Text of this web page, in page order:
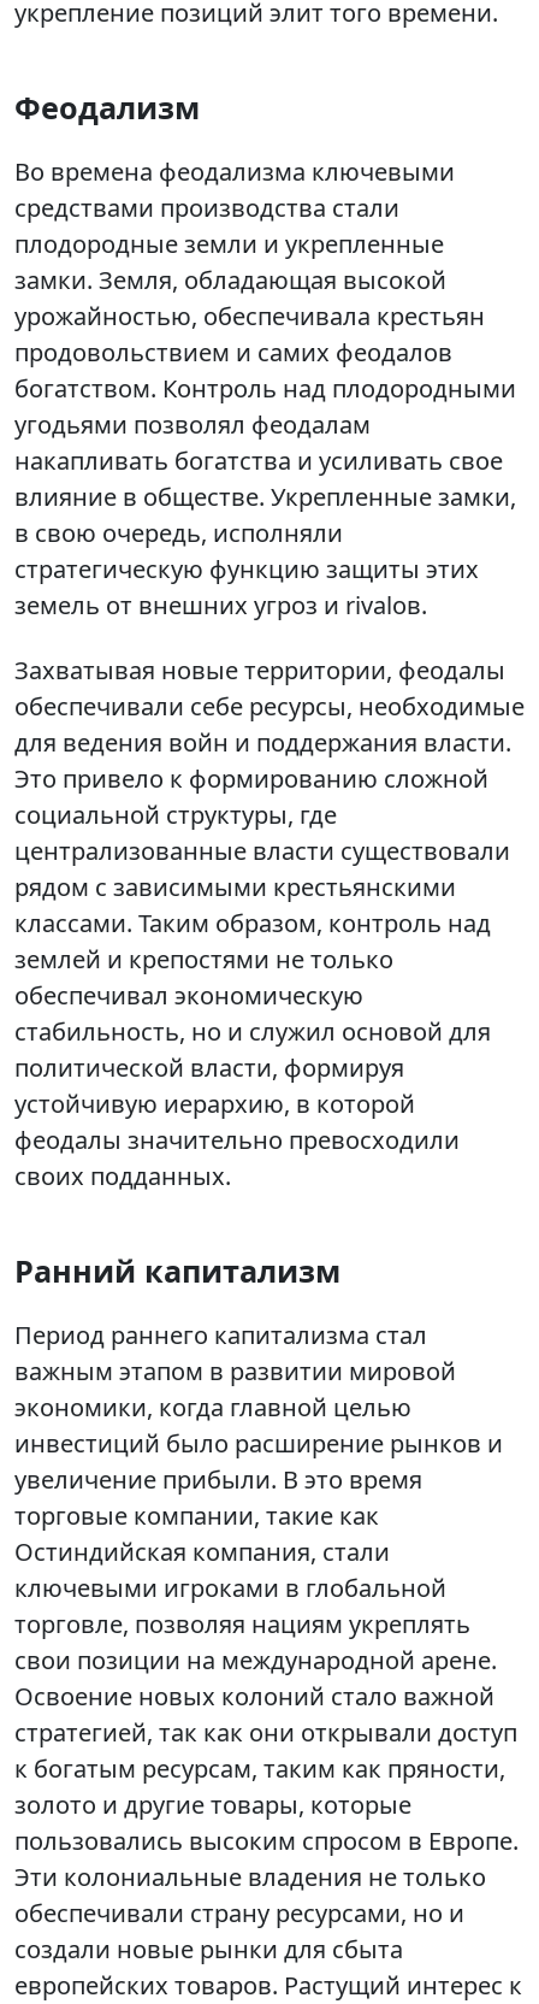
укрепление позиций элит того времени.
Феодализм
Во времена феодализма ключевыми
средствами производства стали
плодородные земли и укрепленные
замки. Земля, обладающая высокой
урожайностью, обеспечивала крестьян
продовольствием и самих феодалов
богатством. Контроль над плодородными
угодьями позволял феодалам
накапливать богатства и усиливать свое
влияние в обществе. Укрепленные замки,
в свою очередь, исполняли
стратегическую функцию защиты этих
земель от внешних угроз и rivalов.
Захватывая новые территории, феодалы
обеспечивали себе ресурсы, необходимые
для ведения войн и поддержания власти.
Это привело к формированию сложной
социальной структуры, где
централизованные власти существовали
рядом с зависимыми крестьянскими
классами. Таким образом, контроль над
землей и крепостями не только
обеспечивал экономическую
стабильность, но и служил основой для
политической власти, формируя
устойчивую иерархию, в которой
феодалы значительно превосходили
своих подданных.
Ранний капитализм
Период раннего капитализма стал
важным этапом в развитии мировой
экономики, когда главной целью
инвестиций было расширение рынков и
увеличение прибыли. В это время
торговые компании, такие как
Остиндийская компания, стали
ключевыми игроками в глобальной
торговле, позволяя нациям укреплять
свои позиции на международной арене.
Освоение новых колоний стало важной
стратегией, так как они открывали доступ
к богатым ресурсам, таким как пряности,
золото и другие товары, которые
пользовались высоким спросом в Европе.
Эти колониальные владения не только
обеспечивали страну ресурсами, но и
создали новые рынки для сбыта
европейских товаров. Растущий интерес к